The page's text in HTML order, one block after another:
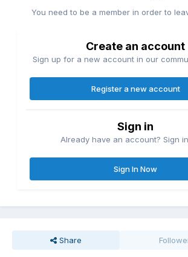
You need to be a member in order to
Create an account
Sign up for a new account in our
Register a new account
Sign in
Already have an account? Sign
Sign In Now
Share